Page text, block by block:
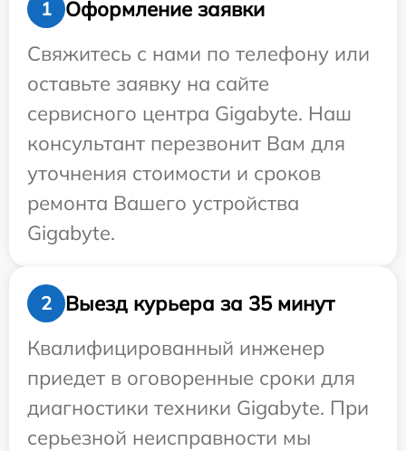
1
Оформление заявки
Свяжитесь с нами по телефону или
оставьте заявку на сайте
сервисного центра Gigabyte. Наш
консультант перезвонит Вам для
уточнения стоимости и сроков
ремонта Вашего устройства
Gigabyte.
2
Выезд курьера за 35 минут
Квалифицированный инженер
приедет в оговоренные сроки для
диагностики техники Gigabyte. При
серьезной неисправности мы